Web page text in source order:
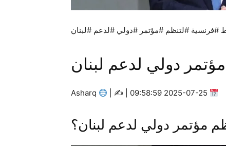
#لتنظم #مؤتمر #دولي #لدعم #لبنان
دولي لدعم لبنان
مؤتمر دولي لدعم لبنان؟